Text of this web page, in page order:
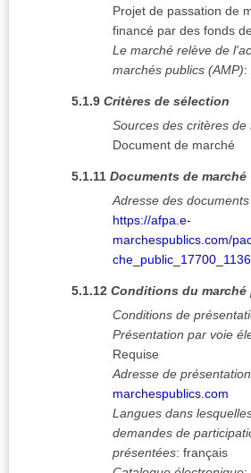
Projet de passation de
financé par des fonds
Le marché relève de
marchés publics (AMP):
5.1.9 Critères de sélection
Sources des critères de
Document de marché
5.1.11 Documents de marché
Adresse des
https://afpa.e-
marchespublics.com/
5.1.12 Conditions du marché
Conditions de
Présentation par voie
Requise
Adresse de présentation
marchespublics.com
Langues dans
demandes de
présentées: français